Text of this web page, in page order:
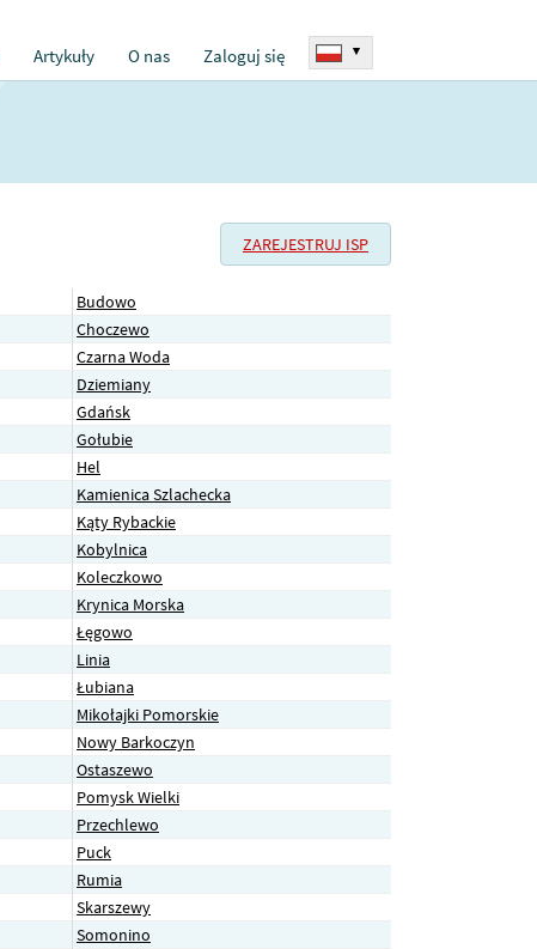
Artykuły O nas Zaloguj się ▾
ZAREJESTRUJ ISP
Budowo
Choczewo
Czarna Woda
Dziemiany
Gdańsk
Gołubie
Hel
Kamienica Szlachecka
Kąty Rybackie
Kobylnica
Koleczkowo
Krynica Morska
Łęgowo
Linia
Łubiana
Mikołajki Pomorskie
Nowy Barkoczyn
Ostaszewo
Pomysk Wielki
Przechlewo
Puck
Rumia
Skarszewy
Somonino